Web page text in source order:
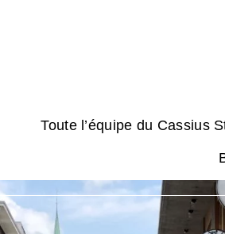
Toute l’équipe du Cassius